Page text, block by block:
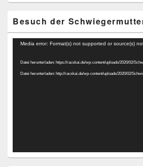
Besuch der
Video-
Media error: Format(s) not supported or source(s)
Datei herunterladen: https://racskai.de/wp-content/uploads/2020/02/
Datei herunterladen: http://racskai.de/wp-content/uploads/2020/02/